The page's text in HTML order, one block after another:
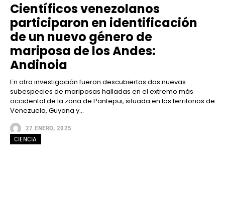
Científicos venezolanos
participaron en identificación
de un nuevo género de
mariposa de los Andes:
Andinoia
En otra investigación fueron descubiertas dos nuevas
subespecies de mariposas halladas en el extremo más
occidental de la zona de Pantepui, situada en los territorios de
Venezuela, Guyana y...
27 ENERO, 2025
CIENCIA